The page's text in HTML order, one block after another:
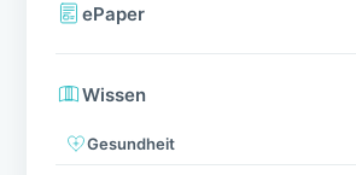
ePaper
Wissen
Gesundheit